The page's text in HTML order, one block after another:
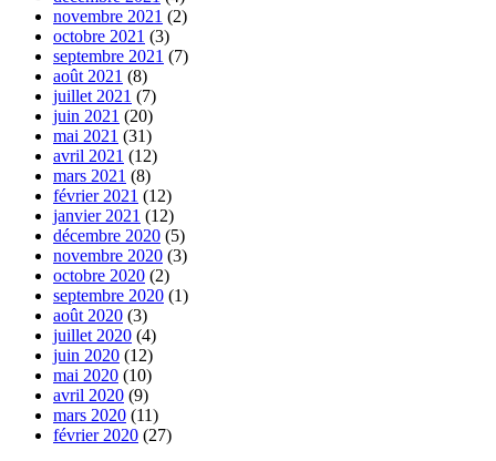
novembre 2021 (2)
octobre 2021 (3)
septembre 2021 (7)
août 2021 (8)
juillet 2021 (7)
juin 2021 (20)
mai 2021 (31)
avril 2021 (12)
mars 2021 (8)
février 2021 (12)
janvier 2021 (12)
décembre 2020 (5)
novembre 2020 (3)
octobre 2020 (2)
septembre 2020 (1)
août 2020 (3)
juillet 2020 (4)
juin 2020 (12)
mai 2020 (10)
avril 2020 (9)
mars 2020 (11)
février 2020 (27)